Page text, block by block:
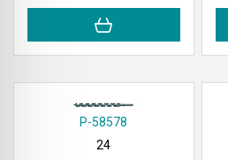
P-58578
24